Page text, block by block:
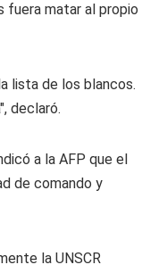
fuera matar al propio
lista de los blancos.
declaró.
a la AFP que el
de comando y
la UNSCR